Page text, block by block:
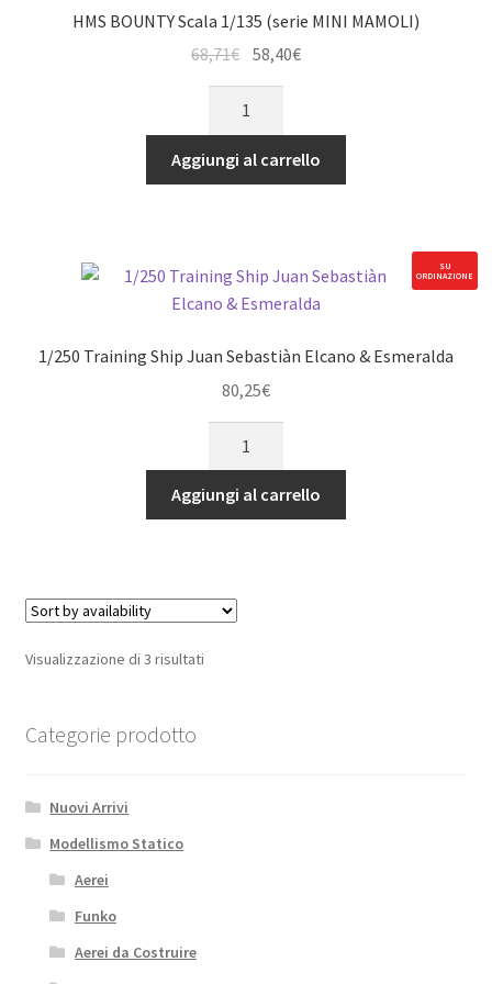
HMS BOUNTY Scala 1/135 (serie MINI MAMOLI)
68,71€
prezzo
originale
era:
68,71€.
58,40€Il
è:
58,40€.
Scala
1/135
quantità
Aggiungi al carrello
SU
ORDINAZIONE
1/250 Training Ship Juan Sebastiàn Elcano & Esmeralda
80,25€
Ship
Juan
&
Esmeralda
Aggiungi al carrello
Visualizzazione di 3 risultati
Categorie prodotto
Nuovi Arrivi
Modellismo Statico
Aerei
Funko
Aerei da Costruire